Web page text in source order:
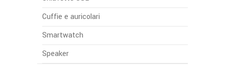
Cuffie e auricolari
Smartwatch
Speaker